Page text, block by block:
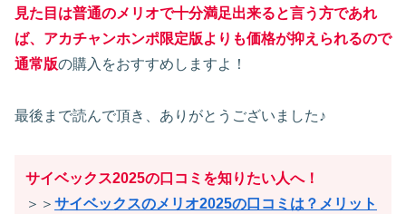
見た目は普通のメリオで十分満足出来ると言う方であれ
ば、アカチャンホンポ限定版よりも価格が抑えられるので
通常版の購入をおすすめしますよ！
最後まで読んで頂き、ありがとうございました♪
サイベックス2025の口コミを知りたい人へ！
＞＞ サイベックスのメリオ2025の口コミは？メリット